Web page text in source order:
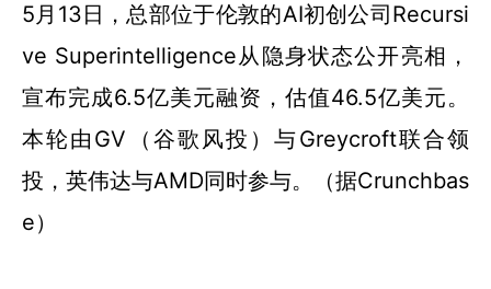
5月13日，总部位于伦敦的AI初创公司Recursi
ve Superintelligence从隐身状态公开亮相，
宣布完成6.5亿美元融资，估值46.5亿美元。
本轮由GV（谷歌风投）与Greycroft联合领
投，英伟达与AMD同时参与。（据Crunchbas
e）